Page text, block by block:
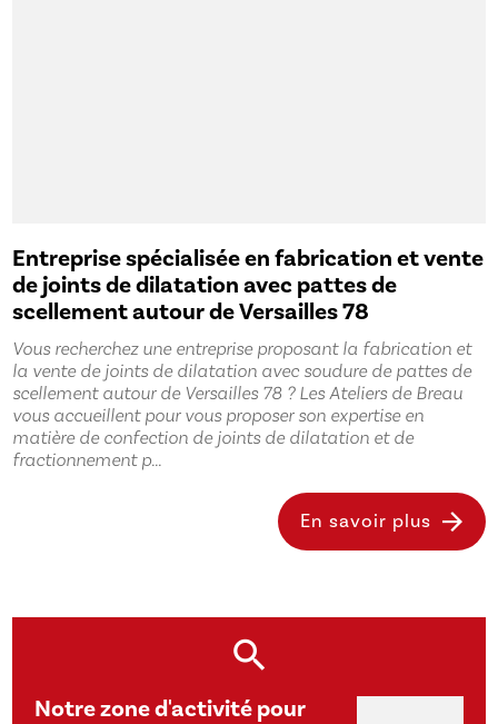
Entreprise spécialisée en fabrication et vente
de joints de dilatation avec pattes de
scellement autour de Versailles 78
Vous recherchez une entreprise proposant la fabrication et
la vente de joints de dilatation avec soudure de pattes de
scellement autour de Versailles 78 ? Les Ateliers de Breau
vous accueillent pour vous proposer son expertise en
matière de confection de joints de dilatation et de
fractionnement p...
En savoir plus
Notre zone d'activité pour